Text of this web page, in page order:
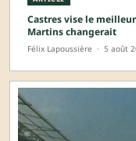
Castres vise le
Martins changerait
Félix Lapoussière · 5 août